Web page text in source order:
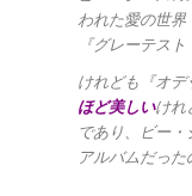
われた愛の世界
『グレーテス
けれども『オデ
ほど美しいけれ
であり、ビー
アルバムだった